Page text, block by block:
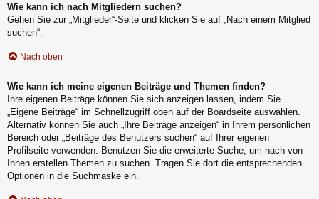
Wie kann ich nach Mitgliedern suchen?
Gehen Sie zur „Mitglieder“-Seite und klicken Sie auf „Nach einem Mitglied
suchen“.
Nach oben
Wie kann ich meine eigenen Beiträge und Themen finden?
Ihre eigenen Beiträge können Sie sich anzeigen lassen, indem Sie
„Eigene Beiträge“ im Schnellzugriff oben auf der Boardseite auswählen.
Alternativ können Sie auch „Ihre Beiträge anzeigen“ in Ihrem persönlichen
Bereich oder „Beiträge des Benutzers suchen“ auf Ihrer eigenen
Profilseite verwenden. Benutzen Sie die erweiterte Suche, um nach von
Ihnen erstellen Themen zu suchen. Tragen Sie dort die entsprechenden
Optionen in die Suchmaske ein.